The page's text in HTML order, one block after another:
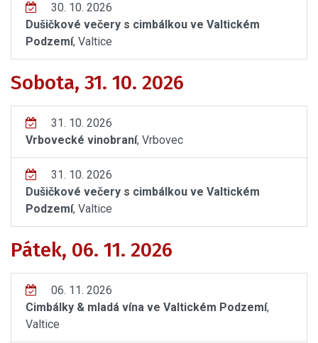
30. 10. 2026
Dušičkové večery s cimbálkou ve Valtickém
Podzemí, Valtice
Sobota, 31. 10. 2026
31. 10. 2026
Vrbovecké vinobraní, Vrbovec
31. 10. 2026
Dušičkové večery s cimbálkou ve Valtickém
Podzemí, Valtice
Pátek, 06. 11. 2026
06. 11. 2026
Cimbálky & mladá vína ve Valtickém Podzemí,
Valtice